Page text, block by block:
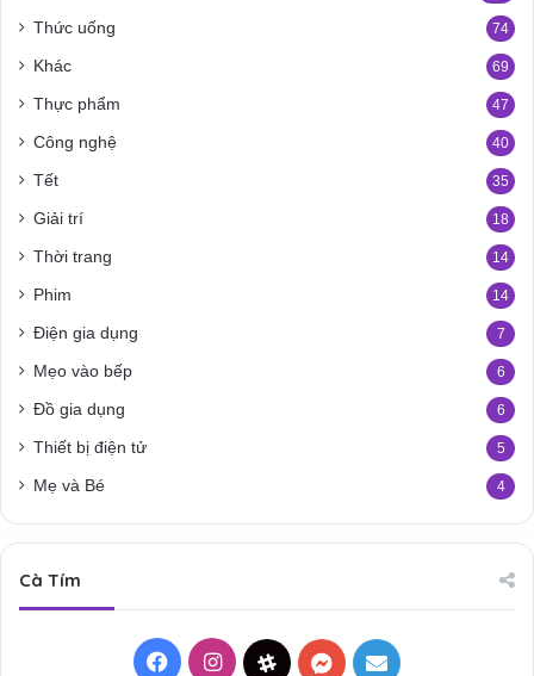
Thức uống 74
Khác 69
Thực phẩm 47
Công nghệ 40
Tết 35
Giải trí 18
Thời trang 14
Phim 14
Điện gia dụng 7
Mẹo vào bếp 6
Đồ gia dụng 6
Thiết bị điện tử 5
Mẹ và Bé 4
Cà Tím
FacebookInstagramThreadsMessenger
Mail